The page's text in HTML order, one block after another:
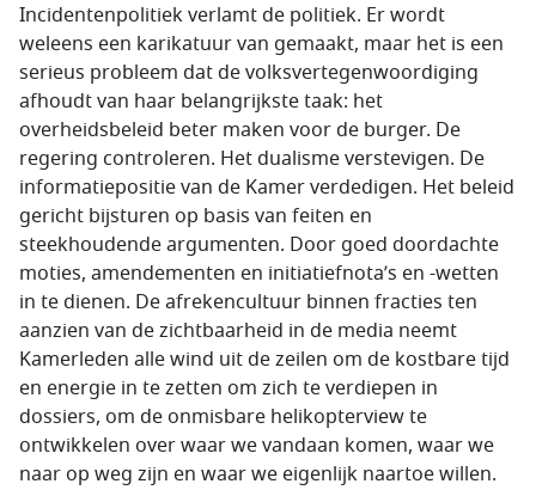
Incidentenpolitiek verlamt de politiek. Er wordt
weleens een karikatuur van gemaakt, maar het is een
serieus probleem dat de volksvertegenwoordiging
afhoudt van haar belangrijkste taak: het
overheidsbeleid beter maken voor de burger. De
regering controleren. Het dualisme verstevigen. De
informatiepositie van de Kamer verdedigen. Het beleid
gericht bijsturen op basis van feiten en
steekhoudende argumenten. Door goed doordachte
moties, amendementen en initiatiefnota’s en -wetten
in te dienen. De afrekencultuur binnen fracties ten
aanzien van de zichtbaarheid in de media neemt
Kamerleden alle wind uit de zeilen om de kostbare tijd
en energie in te zetten om zich te verdiepen in
dossiers, om de onmisbare helikopterview te
ontwikkelen over waar we vandaan komen, waar we
naar op weg zijn en waar we eigenlijk naartoe willen.